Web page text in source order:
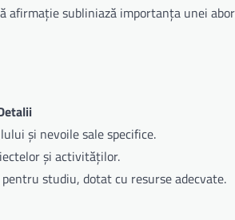
afirmație subliniază importanța unei
și nevoile sale specifice.
și activităților.
studiu, dotat cu resurse adecvate.